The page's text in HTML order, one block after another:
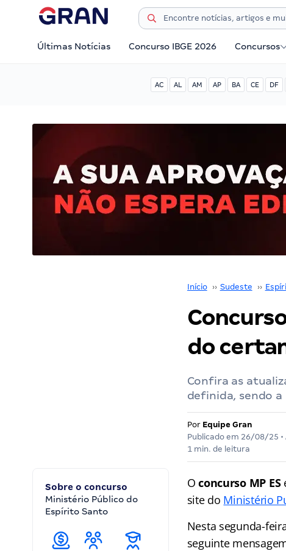
Últimas Notícias Concurso IBGE 2026 Concursos
AC AL AM AP BA CE DF
Início ›› Sudeste ››
do
Confira as
definida, sendo a
Por Equipe Gran
Publicado em 26/08/25
1 min. de leitura
Sobre o concurso
Ministério Público do
Espírito Santo
Oconcurso MP ES
site do Ministério
Nesta segunda-
seguinte